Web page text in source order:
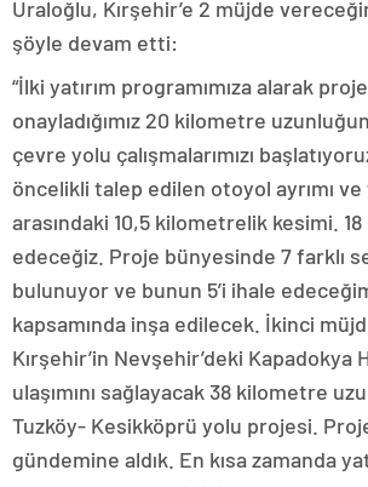
Uraloğlu, Kırşehir’e 2 müjde
şöyle devam etti:
“İlki yatırım programımıza alarak
onayladığımız 20 kilometre
çevre yolu çalışmalarımızı
öncelikli talep edilen otoyol ayrımı
arasındaki 10,5 kilometrelik kesimi. 18
edeceğiz. Proje bünyesinde 7 farklı
bulunuyor ve bunun 5’i ihale
kapsamında inşa edilecek. İkinci
Kırşehir’in Nevşehir’deki Kapadokya
ulaşımını sağlayacak 38 kilometre
Tuzköy- Kesikköprü yolu projesi.
gündemine aldık. En kısa zamanda